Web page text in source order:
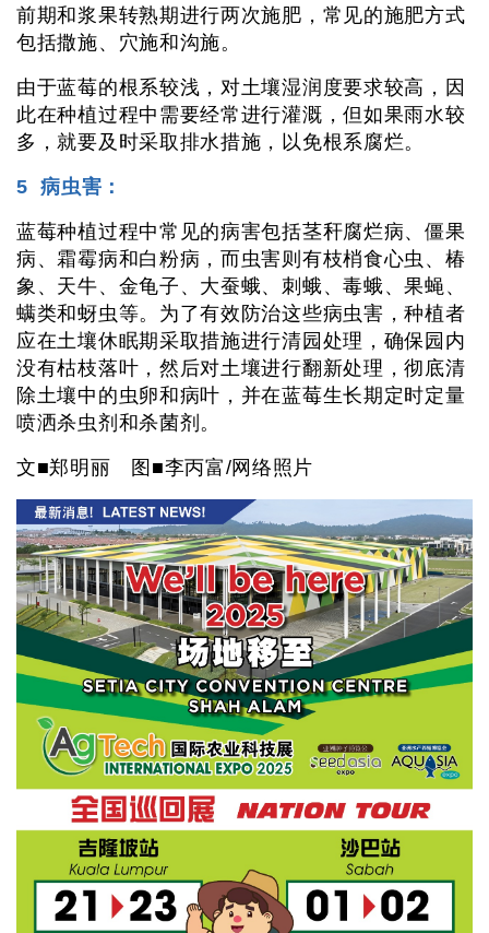
前期和浆果转熟期进行两次施肥，常见的施肥方式
包括撒施、穴施和沟施。
由于蓝莓的根系较浅，对土壤湿润度要求较高，因
此在种植过程中需要经常进行灌溉，但如果雨水较
多，就要及时采取排水措施，以免根系腐烂。
5 病虫害：
蓝莓种植过程中常见的病害包括茎秆腐烂病、僵果
病、霜霉病和白粉病，而虫害则有枝梢食心虫、椿
象、天牛、金龟子、大蚕蛾、刺蛾、毒蛾、果蝇、
螨类和蚜虫等。为了有效防治这些病虫害，种植者
应在土壤休眠期采取措施进行清园处理，确保园内
没有枯枝落叶，然后对土壤进行翻新处理，彻底清
除土壤中的虫卵和病叶，并在蓝莓生长期定时定量
喷洒杀虫剂和杀菌剂。
文■郑明丽 图■李丙富/网络照片